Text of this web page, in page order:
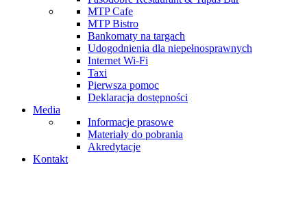
MTP Cafe
MTP Bistro
Bankomaty na targach
Udogodnienia dla niepełnosprawnych
Internet Wi-Fi
Taxi
Pierwsza pomoc
Deklaracja dostępności
Media
Informacje prasowe
Materiały do pobrania
Akredytacje
Kontakt